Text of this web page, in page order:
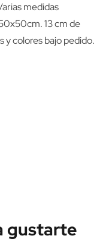
medidas
13 cm de
y colores bajo pedido.
gustarte